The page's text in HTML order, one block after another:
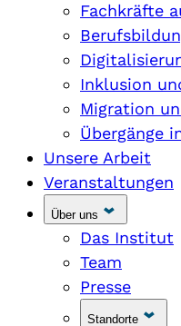
Fachkräfte
Inklusion
Migration
Übergänge
Unsere Arbeit
Veranstaltungen
Über uns
Das Institut
Team
Presse
Standorte